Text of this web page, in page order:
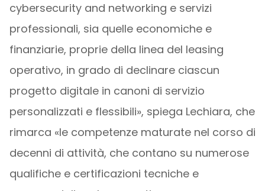
cybersecurity and networking e servizi
professionali, sia quelle economiche e
finanziarie, proprie della linea del leasing
operativo, in grado di declinare ciascun
progetto digitale in canoni di servizio
personalizzati e flessibili», spiega Lechiara, che
rimarca «le competenze maturate nel corso di
decenni di attività, che contano su numerose
qualifiche e certificazioni tecniche e